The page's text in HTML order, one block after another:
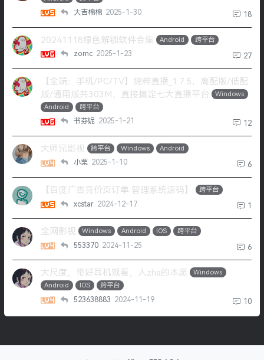
大吉棉棉 2025-1-30 18
20241118绿色解锁软件合集 Android 跨平台
zomc 2025-1-23 27
【全端：手机/PC/TV】纯粹直播_1.7.5，高配版/低配
版/通用版共303M，直接搞定七大直播平台
Windows
Android
跨平台
书芬妮 2025-1-21 12
大师兄影视 跨平台 Windows Android
小栗 2025-1-10 6
【百度广告竞价页订单 管理系统源码】 跨平台
xcstar 2024-12-17 1
全网影视 Windows Android IOS 跨平台
553370 2024-11-25 6
大尺度，带好耳机观看，人zha的本愿
Windows
Android
IOS 跨平台
523638883 2024-11-19 10